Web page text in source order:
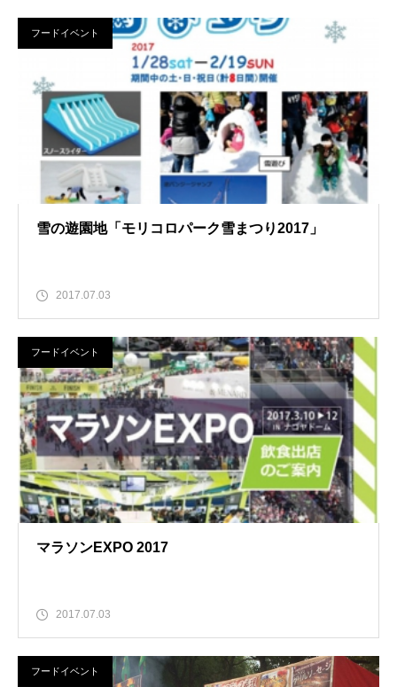
フードイベント
雪の遊園地「モリコロパーク雪まつり2017」
2017.07.03
フードイベント
マラソンEXPO 2017
2017.07.03
フードイベント